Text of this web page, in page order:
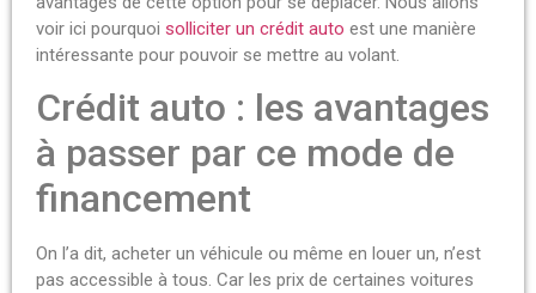
voir ici pourquoi solliciter un crédit auto est une manière
intéressante pour pouvoir se mettre au volant.
Crédit auto : les avantages
à passer par ce mode de
financement
On l’a dit, acheter un véhicule ou même en louer un, n’est
pas accessible à tous. Car les prix de certaines voitures